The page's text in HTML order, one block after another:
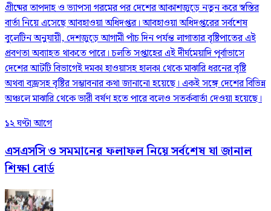
গ্রীষ্মের তাপদাহ ও ভ্যাপসা গরমের পর দেশের আকাশজুড়ে নতুন করে স্বস্তির
বার্তা নিয়ে এসেছে আবহাওয়া অধিদপ্তর। আবহাওয়া অধিদপ্তরের সর্বশেষ
বুলেটিন অনুযায়ী, দেশজুড়ে আগামী পাঁচ দিন পর্যন্ত লাগাতার বৃষ্টিপাতের এই
প্রবণতা অব্যাহত থাকতে পারে। চলতি সপ্তাহের এই দীর্ঘমেয়াদি পূর্বাভাসে
দেশের আটটি বিভাগেই দমকা হাওয়াসহ হালকা থেকে মাঝারি ধরনের বৃষ্টি
অথবা বজ্রসহ বৃষ্টির সম্ভাবনার কথা জানানো হয়েছে। একই সঙ্গে দেশের বিভিন্ন
অঞ্চলে মাঝারি থেকে ভারী বর্ষণ হতে পারে বলেও সতর্কবার্তা দেওয়া হয়েছে।
১২ ঘণ্টা আগে
এসএসসি ও সমমানের ফলাফল নিয়ে সর্বশেষ যা জানাল
শিক্ষা বোর্ড